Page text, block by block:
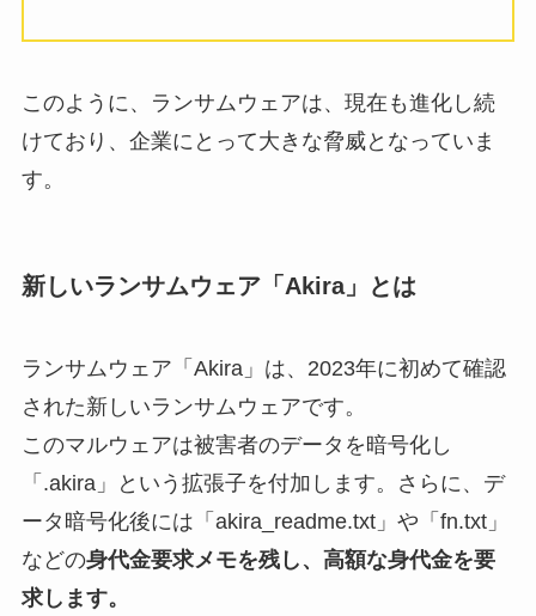
このように、ランサムウェアは、現在も進化し続
けており、企業にとって大きな脅威となっていま
す。
新しいランサムウェア「Akira」とは
ランサムウェア「Akira」は、2023年に初めて確認
された新しいランサムウェアです。
このマルウェアは被害者のデータを暗号化し
「.akira」という拡張子を付加します。さらに、デ
ータ暗号化後には「akira_readme.txt」や「fn.txt」
などの身代金要求メモを残し、高額な身代金を要
求します。